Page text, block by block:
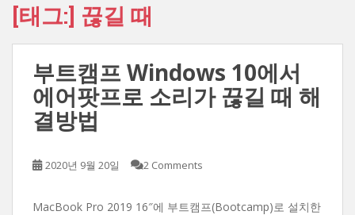
[태그:] 끊길 때
부트캠프 Windows 10에서
에어팟프로 소리가 끊길 때 해
결방법
2020년 9월 20일 2 Comments
MacBook Pro 2019 16″에 부트캠프(Bootcamp)로 설치한